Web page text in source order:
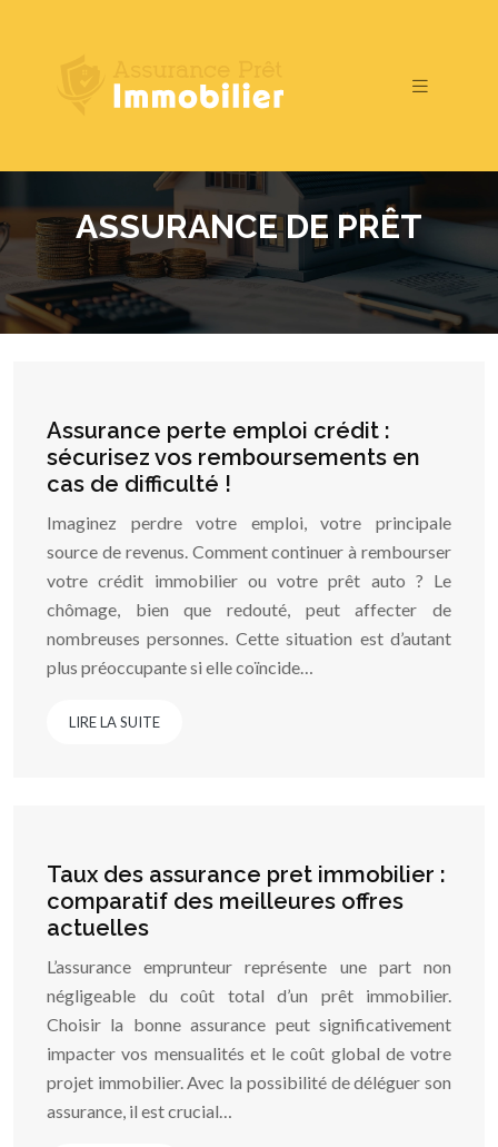
ASSURANCE DE PRÊT
Assurance perte emploi crédit :
sécurisez vos remboursements en
cas de difficulté !
Imaginez perdre votre emploi, votre principale
source de revenus. Comment continuer à rembourser
votre crédit immobilier ou votre prêt auto ? Le
chômage, bien que redouté, peut affecter de
nombreuses personnes. Cette situation est d’autant
plus préoccupante si elle coïncide…
LIRE LA SUITE
Taux des assurance pret immobilier :
comparatif des meilleures offres
actuelles
L’assurance emprunteur représente une part non
négligeable du coût total d’un prêt immobilier.
Choisir la bonne assurance peut significativement
impacter vos mensualités et le coût global de votre
projet immobilier. Avec la possibilité de déléguer son
assurance, il est crucial…